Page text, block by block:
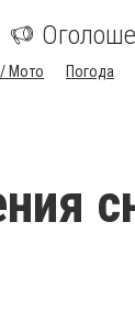
Мото Погода